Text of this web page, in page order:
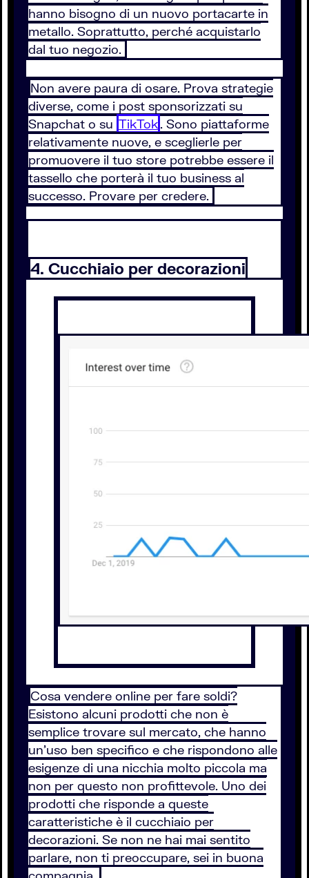
hanno bisogno di un nuovo portacarte in
metallo. Soprattutto, perché acquistarlo
dal tuo negozio.
Non avere paura di osare. Prova strategie
diverse, come i post sponsorizzati su
Snapchat o su TikTok. Sono piattaforme
relativamente nuove, e sceglierle per
promuovere il tuo store potrebbe essere il
tassello che porterà il tuo business al
successo. Provare per credere.
4. Cucchiaio per decorazioni
Cosa vendere online per fare soldi?
Esistono alcuni prodotti che non è
semplice trovare sul mercato, che hanno
un'uso ben specifico e che rispondono alle
esigenze di una nicchia molto piccola ma
non per questo non profittevole. Uno dei
prodotti che risponde a queste
caratteristiche è il cucchiaio per
decorazioni. Se non ne hai mai sentito
parlare, non ti preoccupare, sei in buona